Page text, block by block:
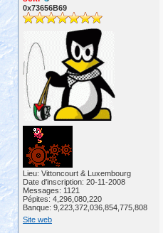
0x73656B69
Lieu: Vittoncourt & Luxembourg
Date d'inscription: 20-11-2008
Messages: 1121
Pépites: 4,296,080,220
Banque: 9,223,372,036,854,775,808
Site web